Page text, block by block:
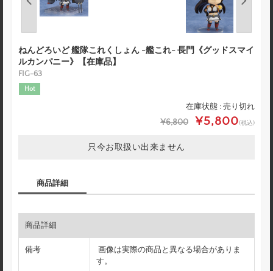
ねんどろいど 艦隊これくしょん -艦これ- 長門《グッドスマイ
ルカンパニー》【在庫品】
FIG-63
Hot
在庫状態 : 売り切れ
¥6,800 ¥5,800(税込)
只今お取扱い出来ません
商品詳細
商品詳細
備考
画像は実際の商品と異なる場合がありま
す。